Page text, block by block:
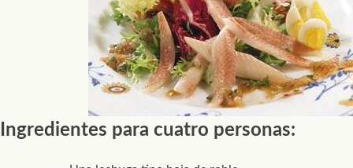
Ingredientes para cuatro personas: